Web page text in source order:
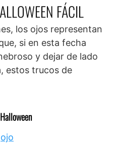
FÁCIL
los ojos representan
si en esta fecha
y dejar de lado
estos trucos de